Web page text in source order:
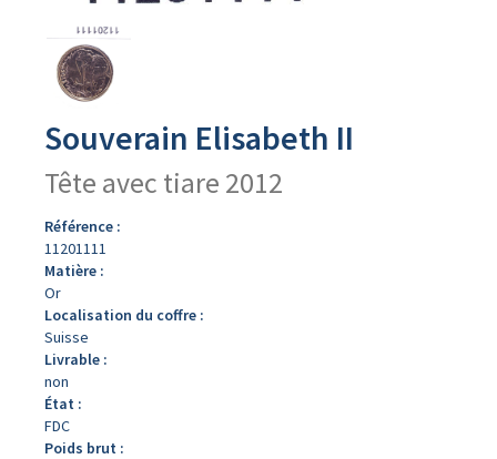
produit
Souverain Elisabeth II
Tête avec tiare 2012
Référence :
11201111
Matière :
Or
Localisation du coffre :
Suisse
Livrable :
non
État :
FDC
Poids brut :